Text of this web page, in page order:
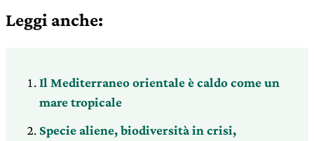
Leggi anche:
Il Mediterraneo orientale è caldo come un
mare tropicale
Specie aliene, biodiversità in crisi,